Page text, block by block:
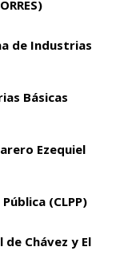
de Industrias
Básicas
Ezequiel
(CLPP)
Chávez y El